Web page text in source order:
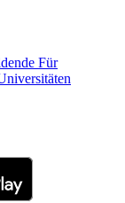
Für